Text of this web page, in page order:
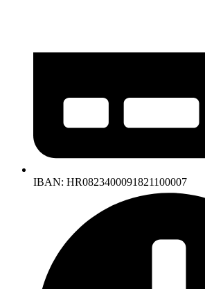
IBAN: HR0823400091821100007